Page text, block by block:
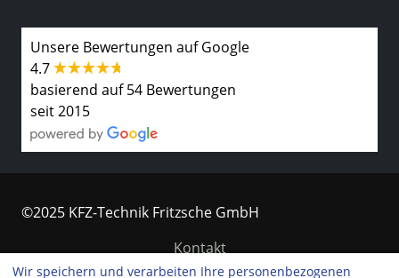
Unsere Bewertungen auf Google
4.7
basierend auf 54 Bewertungen
seit 2015
©2025 KFZ-Technik Fritzsche GmbH
Kontakt
Wir speichern und verarbeiten Ihre personenbezogenen